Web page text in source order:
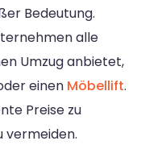
Bedeutung.
alle
Umzug anbietet,
einen Möbellift.
Preise zu
vermeiden.